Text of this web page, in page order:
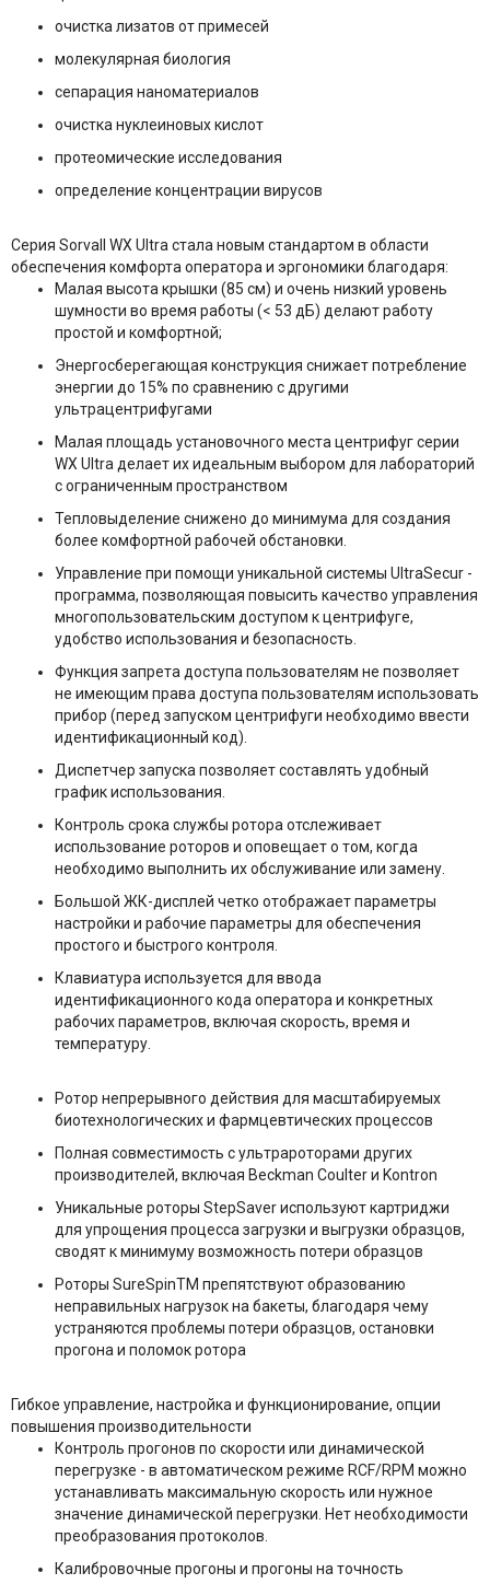
очистка лизатов от примесей
молекулярная биология
сепарация наноматериалов
очистка нуклеиновых кислот
протеомические исследования
определение концентрации вирусов
Серия Sorvall WX Ultra стала новым стандартом в области
обеспечения комфорта оператора и эргономики благодаря:
Малая высота крышки (85 см) и очень низкий уровень
шумности во время работы (< 53 дБ) делают работу
простой и комфортной;
Энергосберегающая конструкция снижает потребление
энергии до 15% по сравнению с другими
ультрацентрифугами
Малая площадь установочного места центрифуг серии
WX Ultra делает их идеальным выбором для лабораторий
с ограниченным пространством
Тепловыделение снижено до минимума для создания
более комфортной рабочей обстановки.
Управление при помощи уникальной системы UltraSecur -
программа, позволяющая повысить качество управления
многопользовательским доступом к центрифуге,
удобство использования и безопасность.
Функция запрета доступа пользователям не позволяет
не имеющим права доступа пользователям использовать
прибор (перед запуском центрифуги необходимо ввести
идентификационный код).
Диспетчер запуска позволяет составлять удобный
график использования.
Контроль срока службы ротора отслеживает
использование роторов и оповещает о том, когда
необходимо выполнить их обслуживание или замену.
Большой ЖК-дисплей четко отображает параметры
настройки и рабочие параметры для обеспечения
простого и быстрого контроля.
Клавиатура используется для ввода
идентификационного кода оператора и конкретных
рабочих параметров, включая скорость, время и
температуру.
Ротор непрерывного действия для масштабируемых
биотехнологических и фармцевтических процессов
Полная совместимость с ультрароторами других
производителей, включая Beckman Coulter и Kontron
Уникальные роторы StepSaver используют картриджи
для упрощения процесса загрузки и выгрузки образцов,
сводят к минимуму возможность потери образцов
Роторы SureSpinTM препятствуют образованию
неправильных нагрузок на бакеты, благодаря чему
устраняются проблемы потери образцов, остановки
прогона и поломок ротора
Гибкое управление, настройка и функционирование, опции
повышения производительности
Контроль прогонов по скорости или динамической
перегрузке - в автоматическом режиме RCF/RPM можно
устанавливать максимальную скорость или нужное
значение динамической перегрузки. Нет необходимости
преобразования протоколов.
Калибровочные прогоны и прогоны на точность